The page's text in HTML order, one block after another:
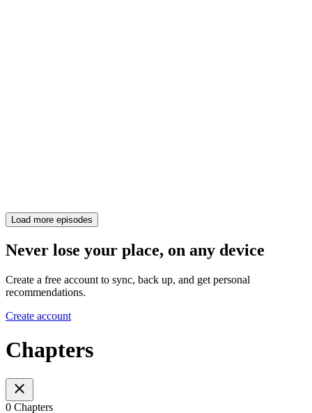
Load more episodes
Never lose your place, on any device
Create a free account to sync, back up, and get personal
recommendations.
Create account
Chapters
0 Chapters